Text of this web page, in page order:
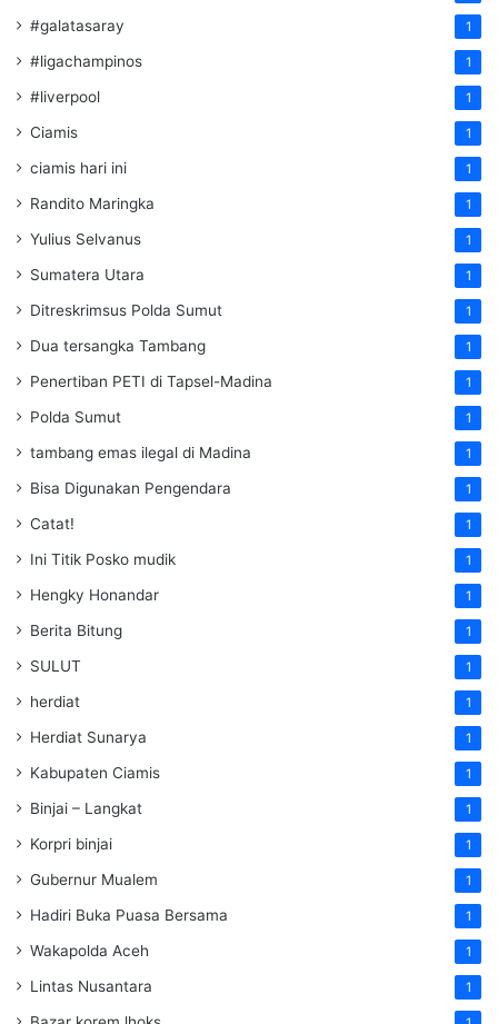
#galatasaray 1
#ligachampinos 1
#liverpool 1
Ciamis 1
ciamis hari ini 1
Randito Maringka 1
Yulius Selvanus 1
Sumatera Utara 1
Ditreskrimsus Polda Sumut 1
Dua tersangka Tambang 1
Penertiban PETI di Tapsel-Madina 1
Polda Sumut 1
tambang emas ilegal di Madina 1
Bisa Digunakan Pengendara 1
Catat! 1
Ini Titik Posko mudik 1
Hengky Honandar 1
Berita Bitung 1
SULUT 1
herdiat 1
Herdiat Sunarya 1
Kabupaten Ciamis 1
Binjai – Langkat 1
Korpri binjai 1
Gubernur Mualem 1
Hadiri Buka Puasa Bersama 1
Wakapolda Aceh 1
Lintas Nusantara 1